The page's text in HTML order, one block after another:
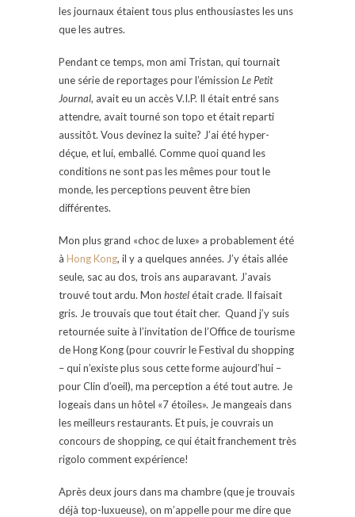
les journaux étaient tous plus enthousiastes les uns
que les autres.
Pendant ce temps, mon ami Tristan, qui tournait
une série de reportages pour l’émission Le Petit
Journal, avait eu un accès V.I.P. Il était entré sans
attendre, avait tourné son topo et était reparti
aussitôt. Vous devinez la suite? J’ai été hyper-
déçue, et lui, emballé. Comme quoi quand les
conditions ne sont pas les mêmes pour tout le
monde, les perceptions peuvent être bien
différentes.
Mon plus grand «choc de luxe» a probablement été
à Hong Kong, il y a quelques années. J’y étais allée
seule, sac au dos, trois ans auparavant. J’avais
trouvé tout ardu. Mon hostelétait crade. Il faisait
gris. Je trouvais que tout était cher. Quand j’y suis
retournée suite à l’invitation de l’Office de tourisme
de Hong Kong (pour couvrir le Festival du shopping
– qui n’existe plus sous cette forme aujourd’hui –
pour Clin d’oeil), ma perception a été tout autre. Je
logeais dans un hôtel «7 étoiles». Je mangeais dans
les meilleurs restaurants. Et puis, je couvrais un
concours de shopping, ce qui était franchement très
rigolo comment expérience!
Après deux jours dans ma chambre (que je trouvais
déjà top-luxueuse), on m’appelle pour me dire que